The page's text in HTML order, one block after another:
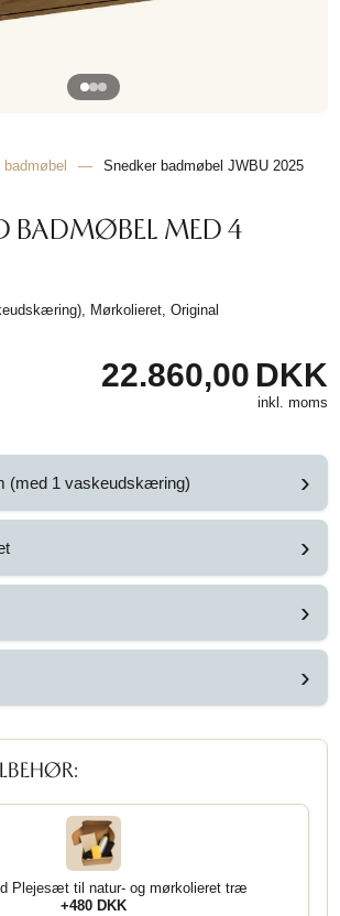
— Snedker badmøbel JWBU 2025
BADMØBEL MED 4
Mørkolieret, Original
22.860,00 DKK
inkl. moms
(med 1 vaskeudskæring) ›
›
›
›
Plejesæt til natur- og mørkolieret træ
+480 DKK